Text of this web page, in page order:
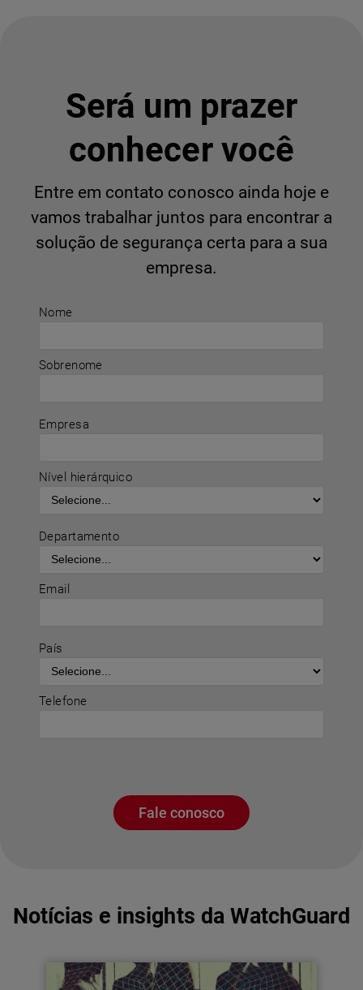
Nome
Sobrenome
Empresa
Nível hierárquico
Departamento
Email
País
Telefone
Fale conosco
Será um prazer
conhecer você
Entre em contato conosco ainda hoje e
vamos trabalhar juntos para encontrar a
solução de segurança certa para a sua
empresa.
Notícias e insights da WatchGuard